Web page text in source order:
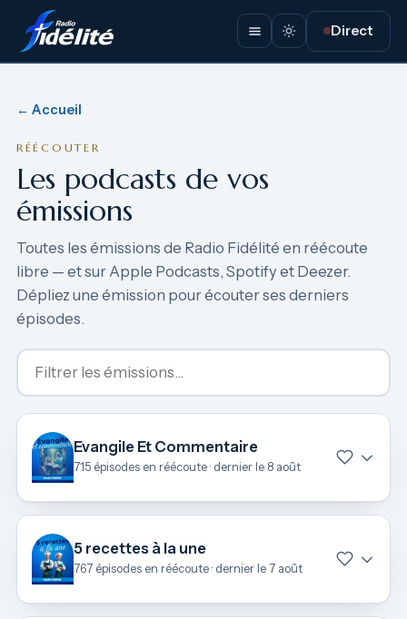
Direct
← Accueil
RÉÉCOUTER
Les podcasts de vos
émissions
Toutes les émissions de Radio Fidélité en réécoute
libre — et sur Apple Podcasts, Spotify et Deezer.
Dépliez une émission pour écouter ses derniers
épisodes.
Evangile Et Commentaire
715 épisodes en réécoute · dernier le 8 août
5 recettes à la une
767 épisodes en réécoute · dernier le 7 août